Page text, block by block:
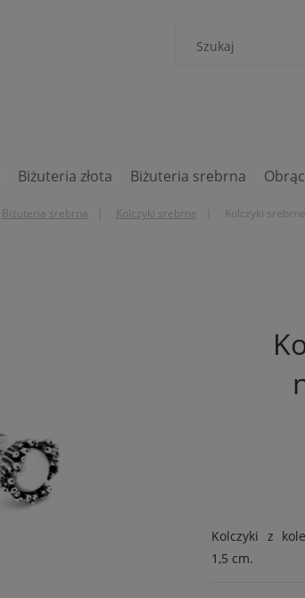
Biżuteria złota Biżuteria srebrna
Biżuteria srebrna Kolczyki srebrne Kolczyki
Kolczyki z
1,5 cm.